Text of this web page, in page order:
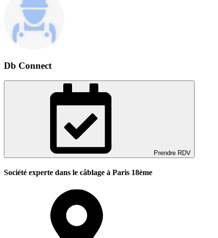
Db Connect
Prendre RDV
Société experte dans le câblage à Paris 18ème